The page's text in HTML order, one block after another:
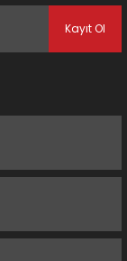
Kayıt Ol